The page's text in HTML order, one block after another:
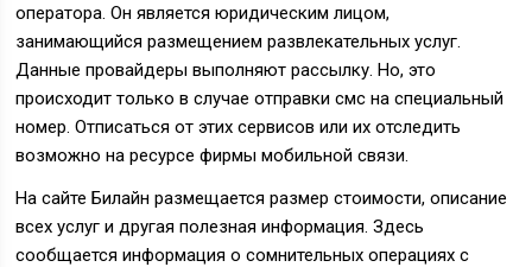
оператора. Он является юридическим лицом,
занимающийся размещением развлекательных услуг.
Данные провайдеры выполняют рассылку. Но, это
происходит только в случае отправки смс на специальный
номер. Отписаться от этих сервисов или их отследить
возможно на ресурсе фирмы мобильной связи.
На сайте Билайн размещается размер стоимости, описание
всех услуг и другая полезная информация. Здесь
сообщается информация о сомнительных операциях с